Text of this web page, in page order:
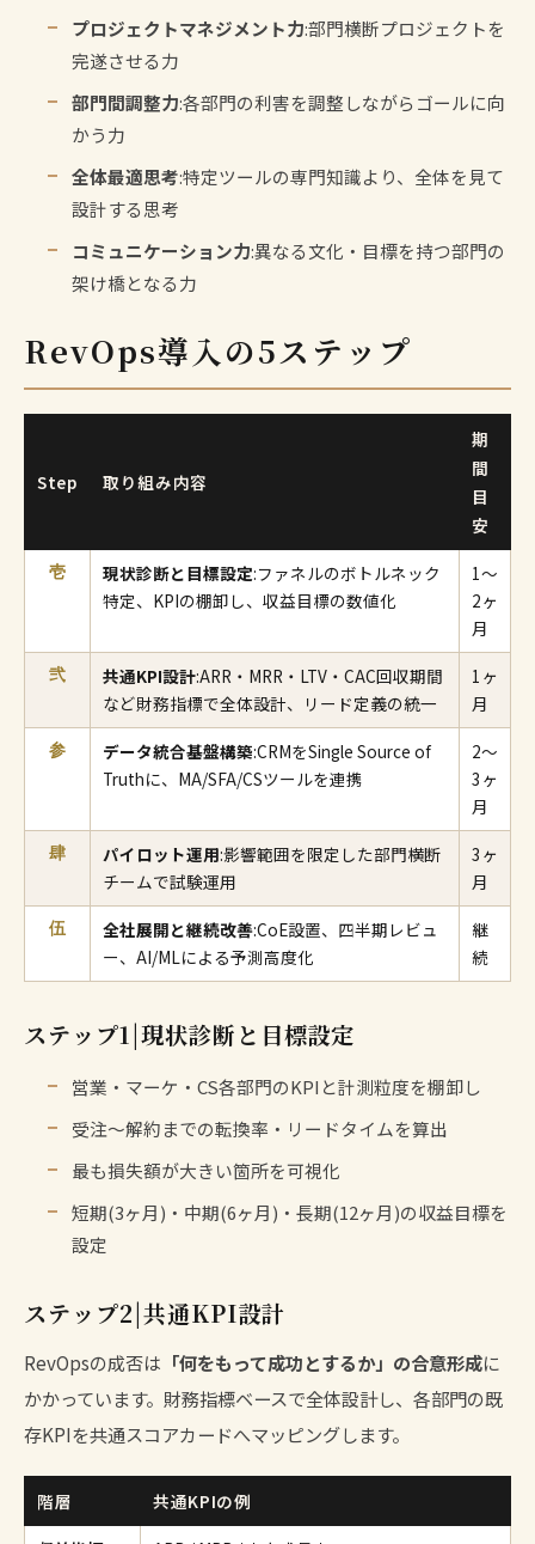
プロジェクトマネジメント力:部門横断プロジェクトを
完遂させる力
部門間調整力:各部門の利害を調整しながらゴールに向
かう力
全体最適思考:特定ツールの専門知識より、全体を見て
設計する思考
コミュニケーション力:異なる文化・目標を持つ部門の
架け橋となる力
RevOps導入の5ステップ
Step 取り組み内容
期
間
目
安
壱 現状診断と目標設定:ファネルのボトルネック
特定、KPIの棚卸し、収益目標の数値化
1〜
2ヶ
月
弐 共通KPI設計:ARR・MRR・LTV・CAC回収期間
など財務指標で全体設計、リード定義の統一
1ヶ
月
参 データ統合基盤構築:CRMをSingle Source of
Truthに、MA/SFA/CSツールを連携
2〜
3ヶ
月
肆 パイロット運用:影響範囲を限定した部門横断
チームで試験運用
3ヶ
月
伍 全社展開と継続改善:CoE設置、四半期レビュ
ー、AI/MLによる予測高度化
継
続
ステップ1|現状診断と目標設定
営業・マーケ・CS各部門のKPIと計測粒度を棚卸し
受注〜解約までの転換率・リードタイムを算出
最も損失額が大きい箇所を可視化
短期(3ヶ月)・中期(6ヶ月)・長期(12ヶ月)の収益目標を
設定
ステップ2|共通KPI設計
RevOpsの成否は 「何をもって成功とするか」の合意形成に
かかっています。財務指標ベースで全体設計し、各部門の既
存KPIを共通スコアカードへマッピングします。
階層
共通KPIの例